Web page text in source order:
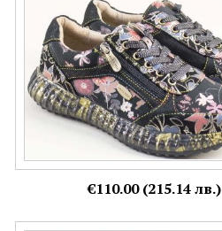
€110.00 (215.14 лв.)